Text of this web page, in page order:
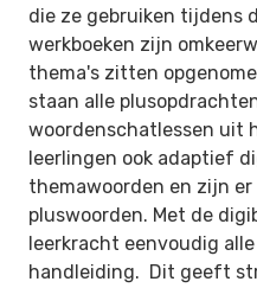
die ze gebruiken tijdens
werkboeken zijn
thema's zitten
staan alle
woordenschatlessen uit
leerlingen ook adaptief
themawoorden en zijn
pluswoorden. Met de
leerkracht eenvoudig
handleiding. Dit geeft